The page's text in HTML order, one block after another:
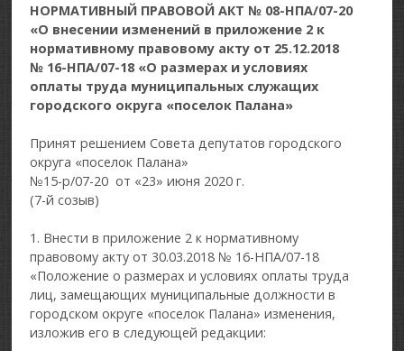
НОРМАТИВНЫЙ ПРАВОВОЙ АКТ № 08-НПА/07-20
«О внесении изменений в приложение 2 к
нормативному правовому акту от 25.12.2018
№ 16-НПА/07-18 «О размерах и условиях
оплаты труда муниципальных служащих
городского округа «поселок Палана»
Принят решением Совета депутатов городского
округа «поселок Палана»
№15-р/07-20 от «23» июня 2020 г.
(7-й созыв)
1. Внести в приложение 2 к нормативному
правовому акту от 30.03.2018 № 16-НПА/07-18
«Положение о размерах и условиях оплаты труда
лиц, замещающих муниципальные должности в
городском округе «поселок Палана» изменения,
изложив его в следующей редакции: